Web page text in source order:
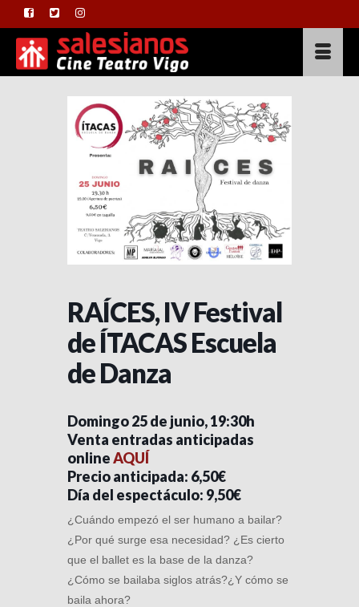
RAÍCES, IV Festival
de ÍTACAS Escuela
de Danza
Domingo 25 de junio, 19:30h
Venta entradas anticipadas
onlineAQUÍ
Precio anticipada: 6,50€
Día del espectáculo: 9,50€
¿Cuándo empezó el ser humano a bailar?
¿Por qué surge esa necesidad? ¿Es cierto
que el ballet es la base de la danza?
¿Cómo se bailaba siglos atrás?¿Y cómo se
baila ahora?